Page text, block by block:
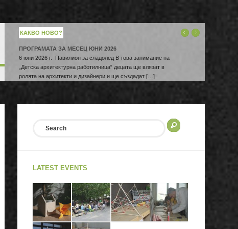
КАКВО НОВО?
ПРОГРАМАТА ЗА МЕСЕЦ ЮНИ 2026
6 юни 2026 г. Павилион за сладолед В това занимание на
„Детска архитектурна работилница“ децата ще влязат в
ролята на архитекти и дизайнери и ще създадат […]
ПРОГРАМАТА ЗА МЕСЕЦ МАЙ 2026 Г.
2 май 2026 г. История на архитектурата – Древен Египет
В началото на май в Детска архитектурна работилница ще
започнем цикъл упражнения – История на архитектурата.
[…]
LATEST EVENTS